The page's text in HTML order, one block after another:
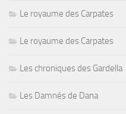
Le royaume des Carpates
Le royaume des Carpates
Les chroniques des Gardella
Les Damnés de Dana